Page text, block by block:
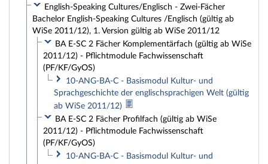
English-Speaking Cultures/Englisch - Zwei-Fächer
Bachelor English-Speaking Cultures /Englisch (gültig ab
WiSe 2011/12), 1. Version gültig ab WiSe 2011/12
BA E-SC 2 Fächer Komplementärfach (gültig ab WiSe
2011/12) - Pflichtmodule Fachwissenschaft
(PF/KF/GyOS)
10-ANG-BA-C - Basismodul Kultur- und
Sprachgeschichte der englischsprachigen Welt (gültig
ab WiSe 2011/12)
BA E-SC 2 Fächer Profilfach (gültig ab WiSe
2011/12) - Pflichtmodule Fachwissenschaft
(PF/KF/GyOS)
10-ANG-BA-C - Basismodul Kultur- und